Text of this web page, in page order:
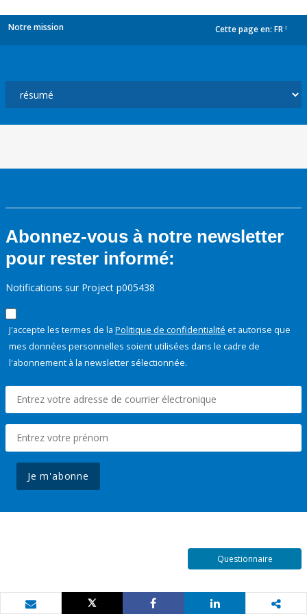
Notre mission Cette page en: FR
Abonnez-vous à notre newsletter
pour rester informé:
Notifications sur Project p005438
J'accepte les termes de la Politique de confidentialité et autorise que
mes données personnelles soient utilisées dans le cadre de
l'abonnement à la newsletter sélectionnée.
Je m'abonne
Questionnaire